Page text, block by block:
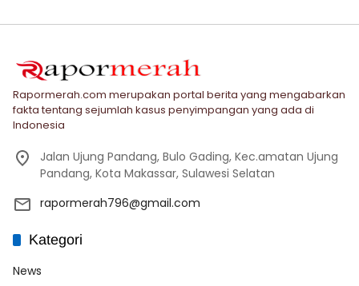
Rapormerah.com merupakan portal berita yang mengabarkan
fakta tentang sejumlah kasus penyimpangan yang ada di
Indonesia
Jalan Ujung Pandang, Bulo Gading, Kec.amatan Ujung
Pandang, Kota Makassar, Sulawesi Selatan
rapormerah796@gmail.com
Kategori
News